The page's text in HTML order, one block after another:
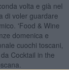
volta e già nel
di voler guardare
'Food & Wine
domenica e
cuochi toscani,
Cocktail in the